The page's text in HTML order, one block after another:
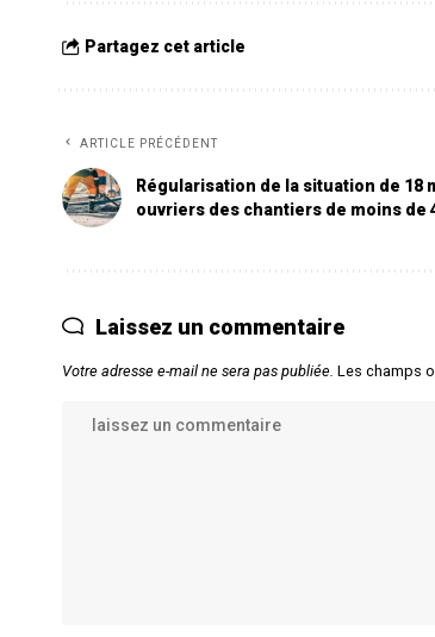
Partagez cet article
ARTICLE PRÉCÉDENT
Régularisation de la situation de 18
ouvriers des chantiers de moins de
Laissez un commentaire
Votre adresse e-mail ne sera pas publiée. Les champs